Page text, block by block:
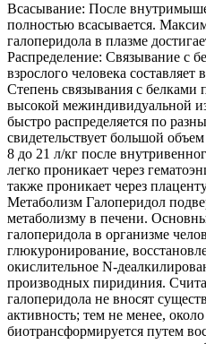
Всасывание: После
полностью всасывается.
галоперидола в плазме
Распределение: Связывание с
взрослого человека составляет
Степень связывания с белками
высокой межиндивидуальной
быстро распределяется по
свидетельствует большой
8 до 21 л/кг после
легко проникает через
также проникает через
Метаболизм Галоперидол
метаболизму в печени.
галоперидола в организме
глюкуронирование,
окислительное N-
производных пиридиния.
галоперидола не вносят
активность; тем не менее,
биотрансформируется путем